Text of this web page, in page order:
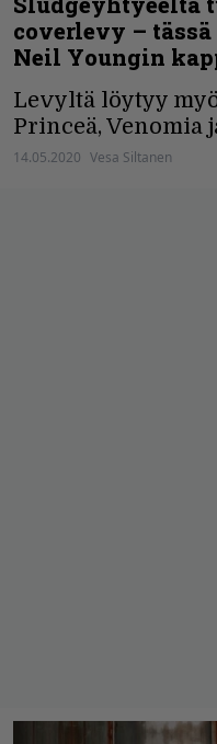
coverlevy –
Neil Youngin
Levyltä löytyy
Princeä, Venomia
14.05.2020 Vesa Siltanen